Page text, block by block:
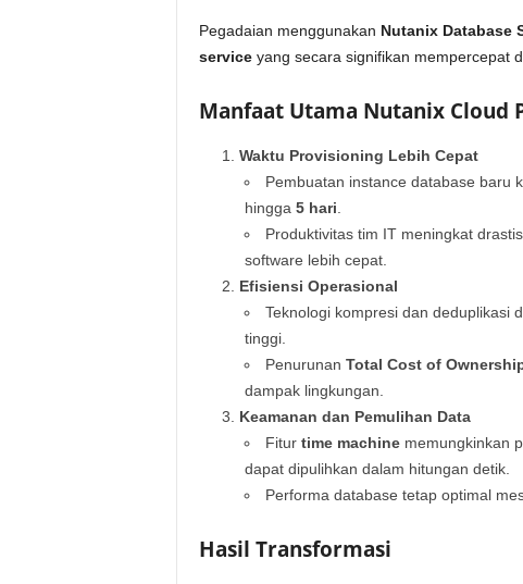
Pegadaian menggunakan Nutanix Database
serviceyang secara signifikan mempercepat
Manfaat Utama Nutanix Cloud
Waktu Provisioning Lebih Cepat
Pembuatan instance database baru
hingga 5 hari
Produktivitas tim IT meningkat
software lebih cepat.
Efisiensi Operasional
Teknologi kompresi dan deduplikasi
tinggi.
Penurunan Total Cost of
dampak lingkungan.
Keamanan dan Pemulihan Data
Fitur time machinememungkinkan
dapat dipulihkan dalam hitungan detik.
Performa database tetap optimal
Hasil Transformasi